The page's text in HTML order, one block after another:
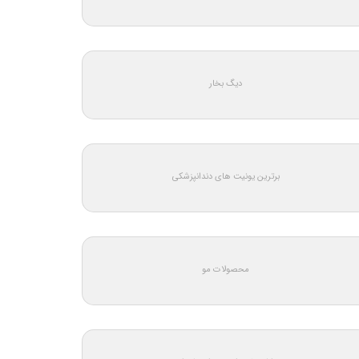
دیگ بخار
برترین یونیت های دندانپزشکی
محصولات مو